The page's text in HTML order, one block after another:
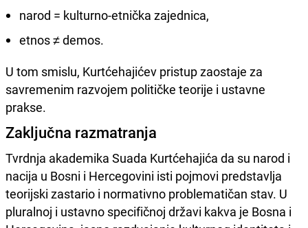
narod = kulturno-etnička zajednica,
etnos ≠ demos.
U tom smislu, Kurtćehajićev pristup zaostaje za
savremenim razvojem političke teorije i ustavne
prakse.
Zaključna razmatranja
Tvrdnja akademika Suada Kurtćehajića da su narod i
nacija u Bosni i Hercegovini isti pojmovi predstavlja
teorijski zastario i normativno problematičan stav. U
pluralnoj i ustavno specifičnoj državi kakva je Bosna i